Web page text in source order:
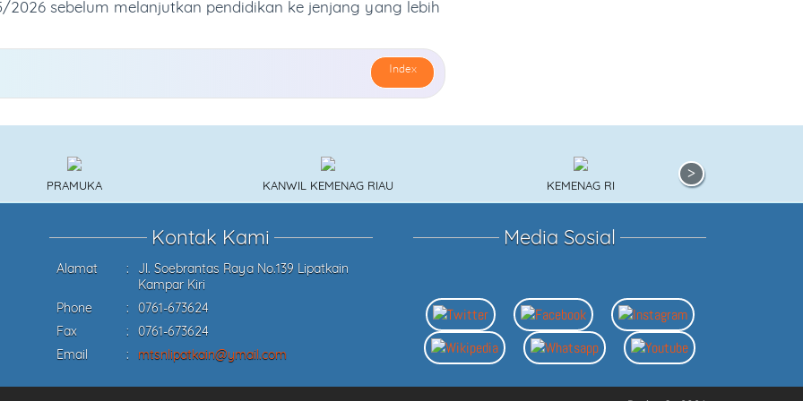
2026 sebelum melanjutkan pendidikan ke jenjang yang lebih
Index
PRAMUKA KANWIL KEMENAG RIAU KEMENAG RI
Kontak Kami
Alamat :
Jl. Soebrantas Raya No.139 Lipatkain
Kampar Kiri
Phone
:
0761-673624
Fax
:
0761-673624
Email
: mtsnlipatkain@ymail.com
Media Sosial